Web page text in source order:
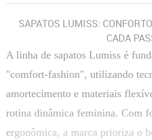
SAPATOS LUMISS:
CADA
A linha de sapatos Lumiss é
"comfort-fashion", utilizando
amortecimento e materiais
rotina dinâmica feminina. Com
ergonômica, a marca prioriza o